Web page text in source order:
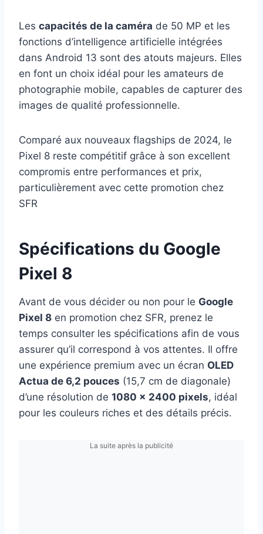
Les capacités de la caméra de 50 MP et les
fonctions d’intelligence artificielle intégrées
dans Android 13 sont des atouts majeurs. Elles
en font un choix idéal pour les amateurs de
photographie mobile, capables de capturer des
images de qualité professionnelle.
Comparé aux nouveaux flagships de 2024, le
Pixel 8 reste compétitif grâce à son excellent
compromis entre performances et prix,
particulièrement avec cette promotion chez
SFR
Spécifications du Google
Pixel 8
Avant de vous décider ou non pour le Google
Pixel 8 en promotion chez SFR, prenez le
temps consulter les spécifications afin de vous
assurer qu’il correspond à vos attentes. Il offre
une expérience premium avec un écran OLED
Actua de 6,2 pouces (15,7 cm de diagonale)
d’une résolution de 1080 x 2400 pixels, idéal
pour les couleurs riches et des détails précis.
La suite après la publicité